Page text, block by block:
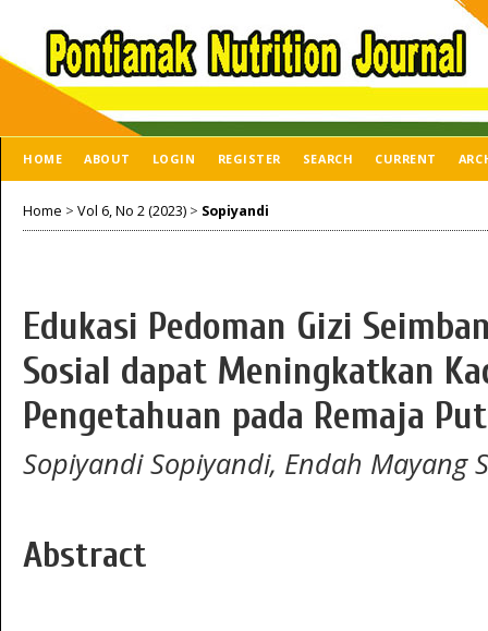
HOME ABOUT LOGIN REGISTER SEARCH CURRENT
Home > Vol 6, No 2 (2023) > Sopiyandi
Edukasi Pedoman Gizi
Sosial dapat Meningkatkan
Pengetahuan pada Remaja
Sopiyandi Sopiyandi, Endah Mayang
Abstract